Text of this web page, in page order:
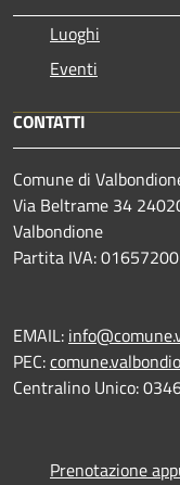
Luoghi
Eventi
CONTATTI
Comune di
Via Beltrame 34
Valbondione
Partita IVA:
EMAIL:
PEC:
Centralino Unico:
Prenotazione